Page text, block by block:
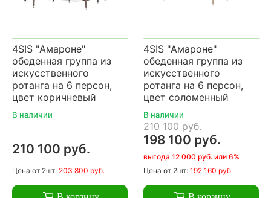
4SIS "Амароне"
обеденная группа из
искусственного
ротанга на 6 персон,
цвет коричневый
В наличии
210 100 руб.
Цена от 2шт: 203 800 руб.
4SIS "Амароне"
обеденная группа из
искусственного
ротанга на 6 персон,
цвет соломенный
В наличии
210 100 руб.
198 100 руб.
выгода 12 000 руб. или 6%
Цена от 2шт: 192 160 руб.